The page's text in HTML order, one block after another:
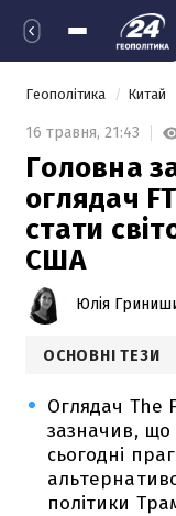
Геополітика Китай
16 травня, 21:43
Головна
оглядач
стати
США
Юлія
ОСНОВНІ ТЕЗИ
Оглядач The
зазначив, що
сьогодні
політики